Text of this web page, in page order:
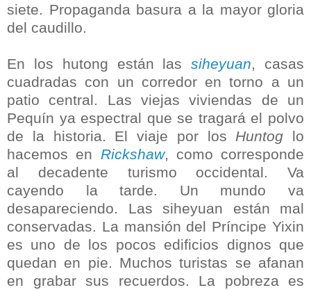
siete. Propaganda basura a la mayor gloria
del caudillo.
En los hutong están lassiheyuan, casas
cuadradas con un corredor en torno a un
patio central. Las viejas viviendas de un
Pequín ya espectral que se tragará el polvo
de la historia. El viaje por los Huntog lo
hacemos en Rickshaw, como corresponde
al decadente turismo occidental. Va
cayendo la tarde. Un mundo va
desapareciendo. Las siheyuan están mal
conservadas. La mansión del Príncipe Yixin
es uno de los pocos edificios dignos que
quedan en pie. Muchos turistas se afanan
en grabar sus recuerdos. La pobreza es